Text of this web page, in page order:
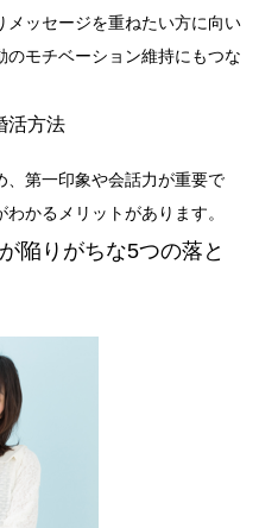
メッセージを重ねたい方に向い
モチベーション維持にもつな
活方法
、第一印象や会話力が重要で
かるメリットがあります。
陥りがちな5つの落と